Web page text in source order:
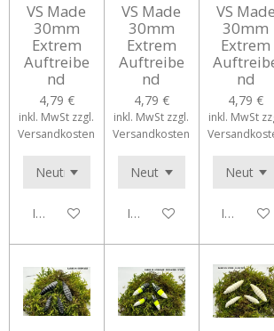
VS Made
30mm
Extrem
Auftreibe
nd
4,79 €
inkl. MwSt zzgl.
Versandkosten
In den Warenkorb
VS Made
30mm
Extrem
Auftreibe
nd
4,79 €
inkl. MwSt zzgl.
Versandkosten
In den Warenkorb
VS Made
30mm
Extrem
nd
4,79 €
inkl. MwSt
In den